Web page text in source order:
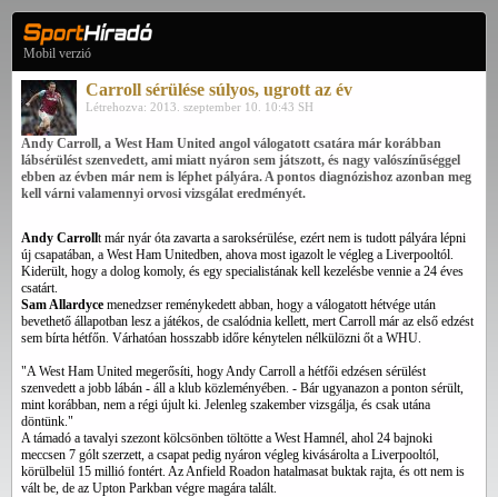
Mobil verzió
Carroll sérülése súlyos, ugrott az év
Létrehozva: 2013. szeptember 10. 10:43 SH
Andy Carroll, a West Ham United angol válogatott csatára már korábban
lábsérülést szenvedett, ami miatt nyáron sem játszott, és nagy valószínűséggel
ebben az évben már nem is léphet pályára. A pontos diagnózishoz azonban meg
kell várni valamennyi orvosi vizsgálat eredményét.
Andy Carrollt már nyár óta zavarta a saroksérülése, ezért nem is tudott pályára lépni
új csapatában, a West Ham Unitedben, ahova most igazolt le végleg a Liverpooltól.
Kiderült, hogy a dolog komoly, és egy specialistának kell kezelésbe vennie a 24 éves
csatárt.
Sam Allardyce menedzser reménykedett abban, hogy a válogatott hétvége után
bevethető állapotban lesz a játékos, de csalódnia kellett, mert Carroll már az első edzést
sem bírta hétfőn. Várhatóan hosszabb időre kénytelen nélkülözni őt a WHU.
"A West Ham United megerősíti, hogy Andy Carroll a hétfői edzésen sérülést
szenvedett a jobb lábán - áll a klub közleményében. - Bár ugyanazon a ponton sérült,
mint korábban, nem a régi újult ki. Jelenleg szakember vizsgálja, és csak utána
döntünk."
A támadó a tavalyi szezont kölcsönben töltötte a West Hamnél, ahol 24 bajnoki
meccsen 7 gólt szerzett, a csapat pedig nyáron végleg kivásárolta a Liverpooltól,
körülbelül 15 millió fontért. Az Anfield Roadon hatalmasat buktak rajta, és ott nem is
vált be, de az Upton Parkban végre magára talált.